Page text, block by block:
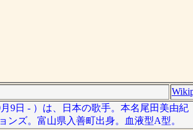
9日 - ）は、日本の歌手。本名尾田美由
ンズ。富山県入善町出身。血液型A型。